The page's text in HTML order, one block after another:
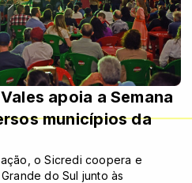
apoia a Semana
municípios da
o Sicredi coopera e
do Sul junto às